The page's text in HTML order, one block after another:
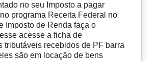
no seu Imposto a pagar
programa Receita Federal no
Imposto de Renda faça o
acesse a ficha de
tributáveis recebidos de PF barra
são em locação de bens